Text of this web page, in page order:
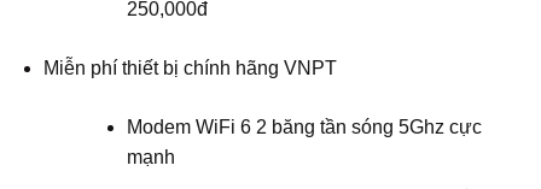
250,000đ
Miễn phí thiết bị chính hãng VNPT
Modem WiFi 6 2 băng tần sóng 5Ghz cực
mạnh